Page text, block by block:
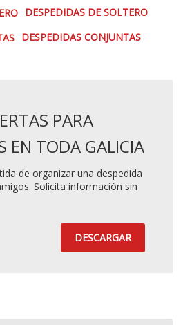
DESPEDIDAS DE SOLTERO
DESPEDIDAS CONJUNTAS
PARA
EN TODA GALICIA
de organizar una despedida
Solicita información sin
DESCARGAR